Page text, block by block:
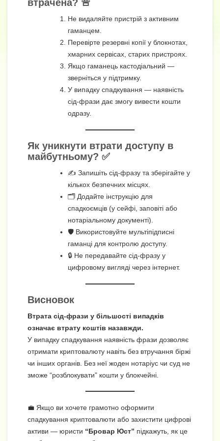
втрачена? 🚨
Не видаляйте пристрій з активним
гаманцем.
Перевірте резервні копії у блокнотах,
хмарних сервісах, старих пристроях.
Якщо гаманець кастодіальний —
зверніться у підтримку.
У випадку спадкування — наявність
сід-фрази дає змогу вивести кошти
одразу.
Як уникнути втрати доступу в
майбутньому? ✅
✍ Запишіть сід-фразу та зберігайте у
кількох безпечних місцях.
🗂 Додайте інструкцію для
спадкоємців (у сейфі, заповіті або
нотаріальному документі).
🛡 Використовуйте мультіпідписні
гаманці для контролю доступу.
🔒 Не передавайте сід-фразу у
цифровому вигляді через інтернет.
Висновок
Втрата сід-фрази у більшості випадків
означає втрату коштів назавжди.
У випадку спадкування наявність фрази дозволяє
отримати криптовалюту навіть без втручання біржі
чи інших органів. Без неї жоден нотаріус чи суд не
зможе “розблокувати” кошти у блокчейні.
💼 Якщо ви хочете грамотно оформити
спадкування криптовалюти або захистити цифрові
активи — юристи “Бровар Юст” підкажуть, як це